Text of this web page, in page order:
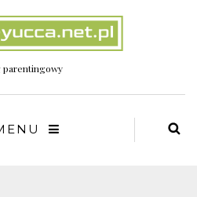
parentingowy